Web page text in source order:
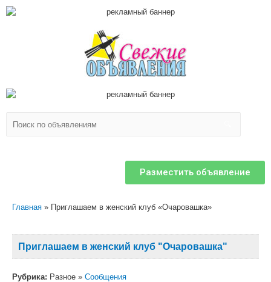
Разместить объявление
Главная Приглашаем в женский клуб «Очаровашка»
Приглашаем в женский клуб "Очаровашка"
Рубрика: Разное » Сообщения